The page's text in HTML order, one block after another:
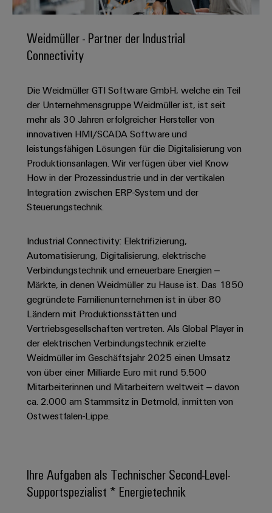
erlebbar
Datencenter
Lösungen
für
Rechenzentren
–
effizient,
zuverlässig,
skalierbar
Energiespeicher
Lösungen
und
Produkte
(ESS)
Energieübertragung
und
-
verteilung
Stabilität
und
Sicherheit
für
moderne
Energienetze
Gebäudeinfrastruktur
Anforderungen
in
der
Anschlusstechnologie
DC-
Microgrids
u-
OS
Edge
Computing
Industrial
5G
Single
Pair
Schaltschrank-
und
Feldebene
Feldverdrahtung
Smart
Cabinet
Building
Smart
Configurator
Workplace
Leiterplattenklemmen
Gehäusesysteme
und
komponenten
Kabeleinführungssysteme
und
-
komponenten
Anschlussleitungen,
Patchkabel
und
SPS
Systemverkabelung
&
Migrationslösungen
Serviceschnittstellen
Verteilerboxen
Elektronik
Koppelrelais
Trennverstärker
und
Delivery
Service
Beratung
und
digitale
Planung
easyConnect
-
Ihre
Service
Platform
Connectivity
Consulting
Digitales
Engineering
Weidmüller
Configurator
PCB
Connector
Labor
Vertrieb uns
Promotionfahrzeug
Distribution
Info
für
unsere
Partner
Vertrieb
Großhandelssuche
News
Messen
Newsletter
Anmeldung
Kundenservice
Webshop
Preisliste
Unternehmen
Weidmüller
Zahlen
und
Unser
Vorstand
Nachhaltigkeit
Weidmüller
Academy
People
Culture
Compliance
Weidmüller
Welt
Orange
Mag
|
Kundenmagazin
Länder
Zertifikate
Karriere
Stellen
für
Berufserfahrene
Für
Studierende
Werkstudententätigkeiten
Praktika
Abschlussarbeiten
Neuanfang
Studienabbrecher
Offene
Stellen
für
Studierende
Für
Schülerinnen
und
Schüler
Studium
Schülerpraktika
Weidmüller - Partner der Industrial
Connectivity
Die Weidmüller GTI Software GmbH, welche ein Teil
der Unternehmensgruppe Weidmüller ist, ist seit
mehr als 30 Jahren erfolgreicher Hersteller von
innovativen HMI/SCADA Software und
leistungsfähigen Lösungen für die Digitalisierung von
Produktionsanlagen. Wir verfügen über viel Know
How in der Prozessindustrie und in der vertikalen
Integration zwischen ERP-System und der
Steuerungstechnik.
Industrial Connectivity: Elektrifizierung,
Automatisierung, Digitalisierung, elektrische
Verbindungstechnik und erneuerbare Energien –
Märkte, in denen Weidmüller zu Hause ist. Das 1850
gegründete Familienunternehmen ist in über 80
Ländern mit Produktionsstätten und
Vertriebsgesellschaften vertreten. Als Global Player in
der elektrischen Verbindungstechnik erzielte
Weidmüller im Geschäftsjahr 2025 einen Umsatz
von über einer Milliarde Euro mit rund 5.500
Mitarbeiterinnen und Mitarbeitern weltweit – davon
ca. 2.000 am Stammsitz in Detmold, inmitten von
Ostwestfalen-Lippe.
Ihre Aufgaben als Technischer Second-Level-
Supportspezialist * Energietechnik